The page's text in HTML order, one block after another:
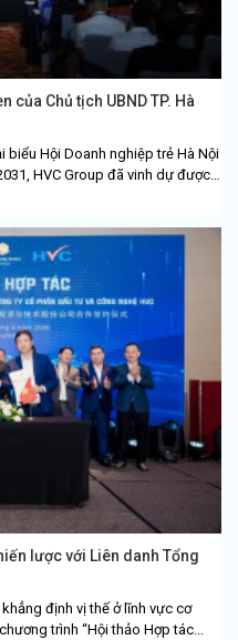
của Chủ tịch UBND TP. Hà
Hội Doanh nghiệp trẻ Hà Nội
HVC Group đã vinh dự được
lược với Liên danh Tổng
định vị thế ở lĩnh vực cơ
trình “Hội thảo Hợp tác...